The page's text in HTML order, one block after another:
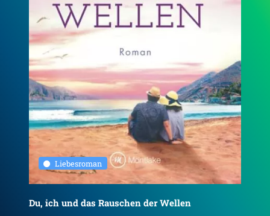
Liebesroman
Du, ich und das Rauschen der Wellen